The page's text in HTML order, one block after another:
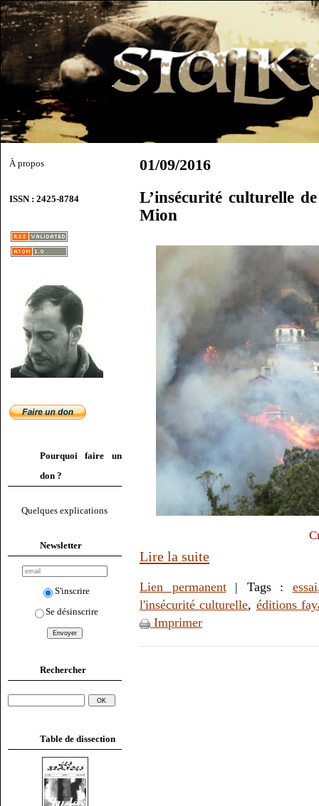
À propos
ISSN : 2425-8784
Pourquoi faire un
don ?
Quelques explications
Newsletter
S'inscrire
Se désinscrire
Rechercher
Table de dissection
01/09/2016
L’insécurité culturelle
Mion
Lire la suite
Lien permanent| Tags : essai
l'insécurité culturelle, éditions
Imprimer